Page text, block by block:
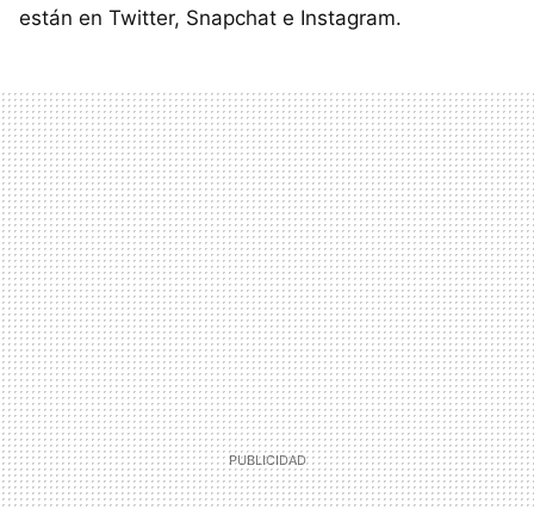
están en Twitter, Snapchat e Instagram.